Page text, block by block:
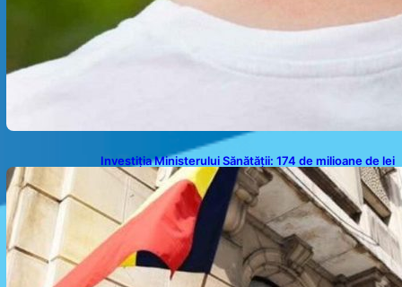
Investiția Ministerului Sănătății: 174 de milioane de lei
pentru modernizarea sistemului sanitar din România